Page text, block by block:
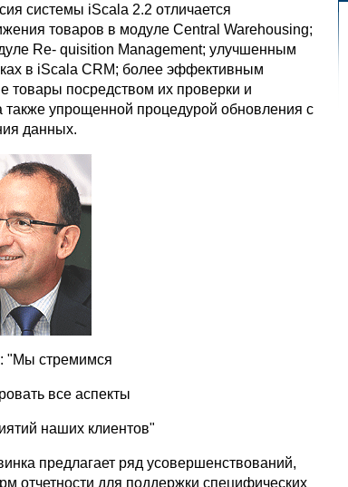
системы iScala 2.2 отличается
товаров в модуле Central Warehousing;
Re- quisition Management; улучшенным
в iScala CRM; более эффективным
товары посредством их проверки и
также упрощенной процедурой обновления с
данных.
"Мы стремимся
все аспекты
наших клиентов"
предлагает ряд усовершенствований,
отчетности для поддержки специфических